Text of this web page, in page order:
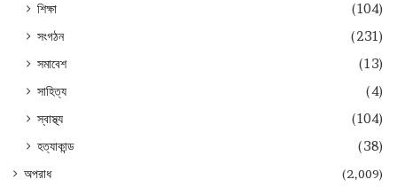
শিক্ষা
(104)
সংগঠন
(231)
সমাবেশ
(13)
সাহিত্য
(4)
স্বাস্থ্য
(104)
হত্যাকান্ড
(38)
অপরাধ (2,009)